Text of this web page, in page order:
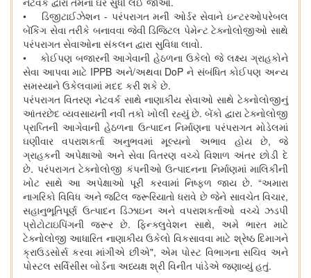
• ડિજીટાઈઝેશન - પરંપરાગત મની ઓર્ડર સેવાને ઇન્ટરઓપરેબલ
બેંકિંગ સેવા તરીકે બનાવવા જેવી ડિજિટલ પેમેન્ટ ટેક્નોલોજીઓ સાથે
પરંપરાગત સેવાઓના સંકલન દ્વારા સુવિધા લાવો.
• કોઈપણ બજારની આગેવાની હેઠળના ઉકેલો જે લક્ષ્ય ગ્રાહકોને
સેવા આપવા માટે IPPB અને/અથવા DoP ને સંબંધિત કોઈપણ અન્ય
સમસ્યાને ઉકેલવામાં મદદ કરી શકે છે.
પરંપરાગત વિતરણ નેટવર્ક સાથે નાણાકીય સેવાઓ સાથે ટેક્નોલોજીનું
આંતરછેદ વ્યવસાયની નવી તકો ખોલી રહ્યું છે. બેંકો દ્વારા ટેક્નોલોજી
પ્રાપ્તિની આગેવાની હેઠળના ઉત્પાદન નિર્માણના પરંપરાગત મોડેલમાં
ઘણીવાર વપરાશકર્તા અનુભવમાં મૂલ્યનો અભાવ હોય છે, જે
ગ્રાહકની અપેક્ષાઓ અને સેવા વિતરણ વચ્ચે વિશાળ અંતર છોડી દે
છે. પરંપરાગત ટેક્નોલોજી કંપનીઓ ઉત્પાદનના નિર્માણમાં માલિકીની
ખોટ સાથે આ અપેક્ષાઓ પૂરી કરવામાં નિષ્ફળ જાય છે. “અમારા
નાગરિકો વિવિધ અને જટિલ જરૂરિયાતો ધરાવે છે જેને સાવચેત વિચાર,
સહાનુભૂતિપૂર્ણ ઉત્પાદન ડિઝાઇન અને વપરાશકર્તાઓ વચ્ચે ઝડપી
પ્રોટોટાઇપિંગની જરૂર છે. ફિન્ક્લુવેશન સાથે, અમે ભારત માટે
ટેક્નોલોજી આધારિત નાણાકીય ઉકેલો વિકસાવવા માટે શ્રેષ્ઠ દિમાગને
ક્રાઉડસોર્સ કરવા માંગીએ છીએ", એમ પોસ્ટ વિભાગના સચિવ અને
પોસ્ટલ સર્વિસીસ બોર્ડના અધ્યક્ષ શ્રી વિનીત પાંડેએ જણાવ્યું હતું.